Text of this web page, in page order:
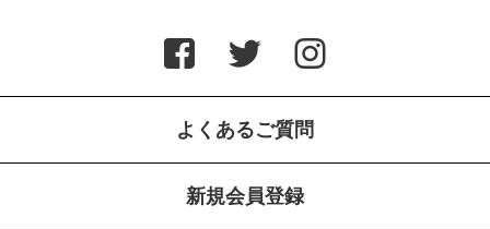
よくあるご質問
新規会員登録